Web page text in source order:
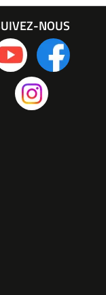
NOUS